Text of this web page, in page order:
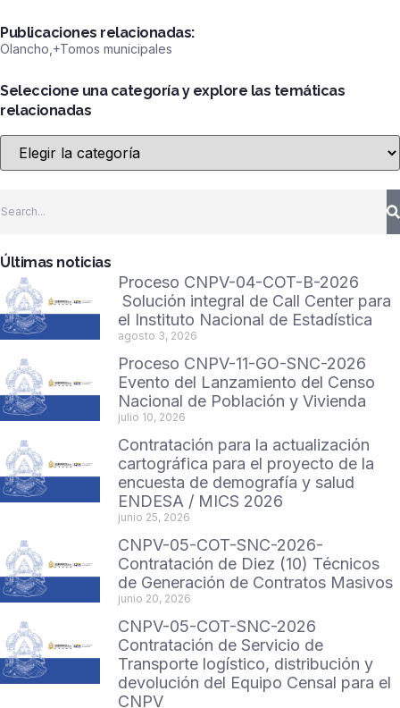
Publicaciones relacionadas:
Olancho ,+Tomos municipales
Seleccione una categoría y explore las temáticas
relacionadas
Últimas noticias
Proceso CNPV-04-COT-B-2026
Solución integral de Call Center para
el Instituto Nacional de Estadística
agosto 3, 2026
Proceso CNPV-11-GO-SNC-2026
Evento del Lanzamiento del Censo
Nacional de Población y Vivienda
julio 10, 2026
Contratación para la actualización
cartográfica para el proyecto de la
encuesta de demografía y salud
ENDESA / MICS 2026
junio 25, 2026
CNPV-05-COT-SNC-2026-
Contratación de Diez (10) Técnicos
de Generación de Contratos Masivos
junio 20, 2026
CNPV-05-COT-SNC-2026
Contratación de Servicio de
Transporte logístico, distribución y
devolución del Equipo Censal para el
CNPV